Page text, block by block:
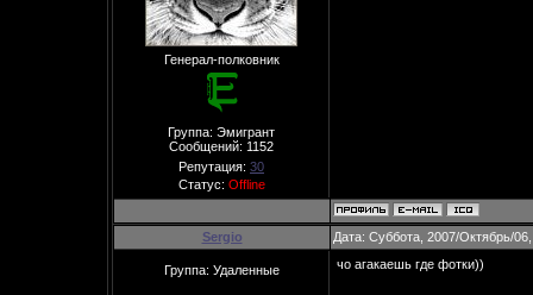
Генерал-полковник
Группа: Эмигрант
Сообщений: 1152
Репутация: 30
Статус: Offline
Sergio Дата: Суббота, 2007/Октябрь/
Группа: Удаленные чо агакаешь где фотки))